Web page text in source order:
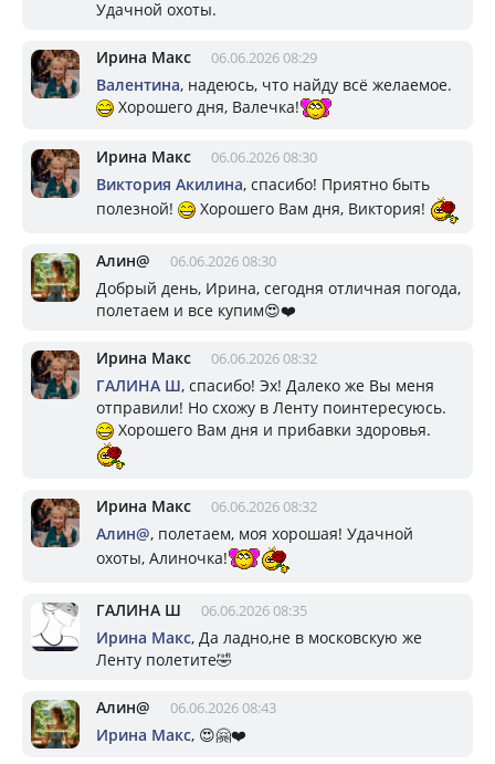
Удачной охоты.
Ирина Макс 06.06.2026 08:29
Валентина, надеюсь, что найду всё желаемое.
Хорошего дня, Валечка!
Ирина Макс 06.06.2026 08:30
Виктория Акилина, спасибо! Приятно быть
полезной!
Хорошего Вам дня, Виктория!
Алин@ 06.06.2026 08:30
Добрый день, Ирина, сегодня отличная погода,
полетаем и все купим😍❤️
Ирина Макс 06.06.2026 08:32
ГАЛИНА Ш, спасибо! Эх! Далеко же Вы меня
отправили! Но схожу в Ленту поинтересуюсь.
Хорошего Вам дня и прибавки здоровья.
Ирина Макс 06.06.2026 08:32
Алин@, полетаем, моя хорошая! Удачной
охоты, Алиночка!
ГАЛИНА Ш 06.06.2026 08:35
Ирина Макс, Да ладно,не в московскую же
Ленту полетите🤣
Алин@ 06.06.2026 08:43
Ирина Макс, 😍🤗❤️